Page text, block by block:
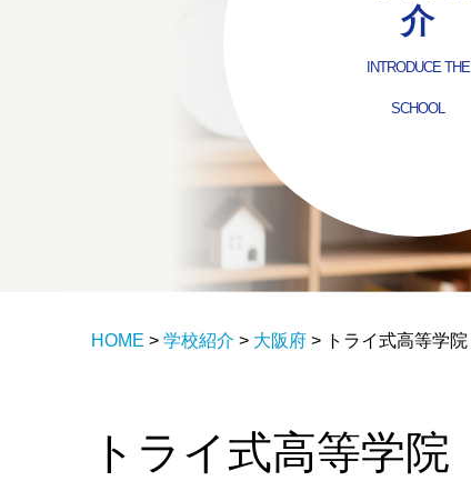
介
INTRODUCE THE
SCHOOL
HOME > 学校紹介 > 大阪府 > トライ式高等学院
トライ式高等学院